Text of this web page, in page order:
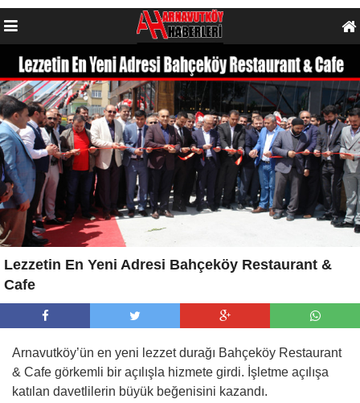
Lezzetin En Yeni Adresi Bahçeköy Restaurant &
Cafe
Arnavutköy’ün en yeni lezzet durağı Bahçeköy Restaurant
& Cafe görkemli bir açılışla hizmete girdi. İşletme açılışa
katılan davetlilerin büyük beğenisini kazandı.